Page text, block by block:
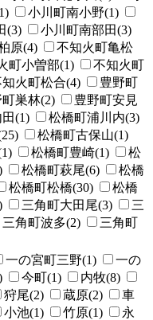
小川町南小野(1)
(3)
小川町南部田(3)
原(4)
不知火町亀松
町小曽部(1)
不知火町
火町松合(4)
豊野町
町巣林(2)
豊野町安見
(1)
松橋町浦川内(3)
松橋町古保山(1)
松橋町豊崎(1)
松
松橋町萩尾(6)
松橋
松橋町松橋(30)
松橋
三角町大田尾(3)
三
三角町波多(2)
三角町
一の宮町三野(1)
一の
今町(1)
内牧(8)
狩尾(2) 蔵原(2)
車
小池(1) 竹原(1)
永